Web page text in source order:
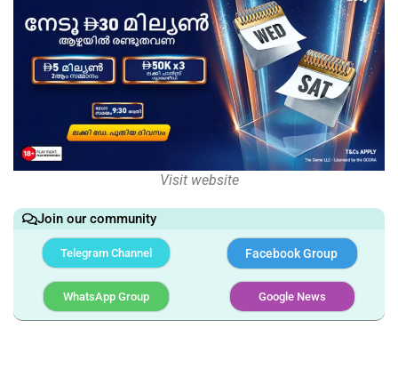
Visit website
Join our community
Telegram Channel Facebook Group
WhatsApp Group Google News